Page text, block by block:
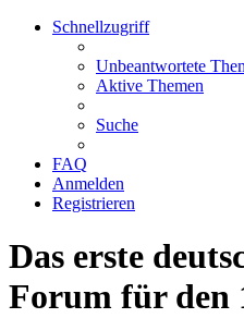
Schnellzugriff
Unbeantwortete
Aktive Themen
Suche
FAQ
Anmelden
Registrieren
Das erste
Forum für den